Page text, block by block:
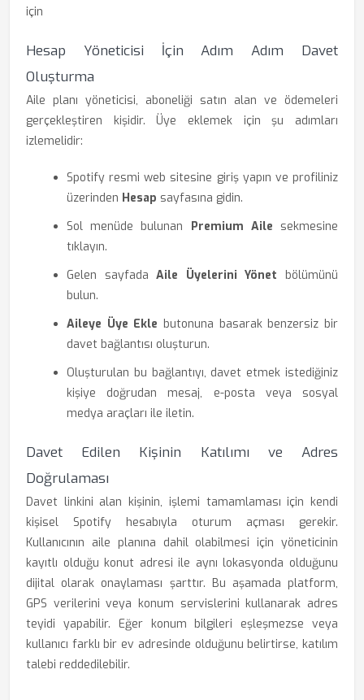
için
Hesap Yöneticisi İçin Adım Adım Davet
Oluşturma
Aile planı yöneticisi, aboneliği satın alan ve ödemeleri
gerçekleştiren kişidir. Üye eklemek için şu adımları
izlemelidir:
Spotify resmi web sitesine giriş yapın ve profiliniz
üzerinden Hesap sayfasına gidin.
Sol menüde bulunan Premium Aile sekmesine
tıklayın.
Gelen sayfadaAile Üyelerini Yönet bölümünü
bulun.
Aileye Üye Ekle butonuna basarak benzersiz bir
davet bağlantısı oluşturun.
Oluşturulan bu bağlantıyı, davet etmek istediğiniz
kişiye doğrudan mesaj, e-posta veya sosyal
medya araçları ile iletin.
Davet Edilen Kişinin Katılımı ve Adres
Doğrulaması
Davet linkini alan kişinin, işlemi tamamlaması için kendi
kişisel Spotify hesabıyla oturum açması gerekir.
Kullanıcının aile planına dahil olabilmesi için yöneticinin
kayıtlı olduğu konut adresi ile aynı lokasyonda olduğunu
dijital olarak onaylaması şarttır. Bu aşamada platform,
GPS verilerini veya konum servislerini kullanarak adres
teyidi yapabilir. Eğer konum bilgileri eşleşmezse veya
kullanıcı farklı bir ev adresinde olduğunu belirtirse, katılım
talebi reddedilebilir.